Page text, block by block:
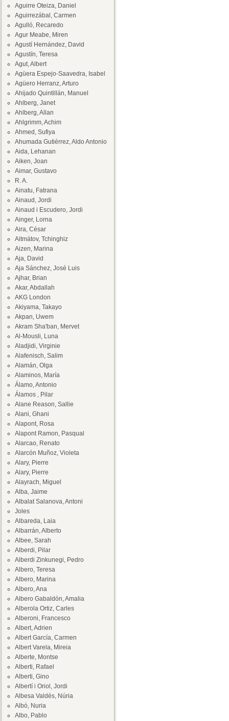
Aguirre Oteiza, Daniel
Aguirrezábal, Carmen
Agulló, Recaredo
Agur Meabe, Miren
Agustí Hernández, David
Agustín, Teresa
Agut, Albert
Agüera Espejo-Saavedra, Isabel
Agüero Herranz, Arturo
Ahijado Quintillán, Manuel
Ahlberg, Janet
Ahlberg, Allan
Ahlgrimm, Achim
Ahmed, Sufiya
Ahumada Gutiérrez, Aldo Antonio
Aida, Lehanan
Aiken, Joan
Aimar, Gustavo
R. A.
Ainatu, Fatrana
Ainaud, Jordi
Ainaud i Escudero, Jordi
Ainger, Lorna
Aira, César
Aitmátov, Tchinghiz
Aizen, Marina
Aja, David
Aja Sánchez, José Luis
Ajhar, Brian
Akar, Abdallah
AKG London
Akiyama, Takayo
Akpan, Uwem
Akram Sha'ban, Mervet
Al-Mousli, Luna
Aladjidi, Virginie
Alafenisch, Salim
Alamán, Olga
Alaminos, María
Álamo, Antonio
Álamos , Pilar
Alane Reason, Sallie
Alani, Ghani
Alapont, Rosa
Alapont Ramon, Pasqual
Alarcao, Renato
Alarcón Muñoz, Violeta
Alary, Pierre
Alary, Pierre
Alayrach, Miguel
Alba, Jaime
Albalat Salanova, Antoni
Joles
Albareda, Laia
Albarrán, Alberto
Albee, Sarah
Alberdi, Pilar
Alberdi Zinkunegi, Pedro
Albero, Teresa
Albero, Marina
Albero, Ana
Albero Gabaldón, Amalia
Alberola Ortiz, Carles
Alberoni, Francesco
Albert, Adrien
Albert García, Carmen
Albert Varela, Mireia
Alberte, Montse
Alberti, Rafael
Alberti, Gino
Albertí i Oriol, Jordi
Albesa Valdés, Núria
Albó, Nuria
Albo, Pablo